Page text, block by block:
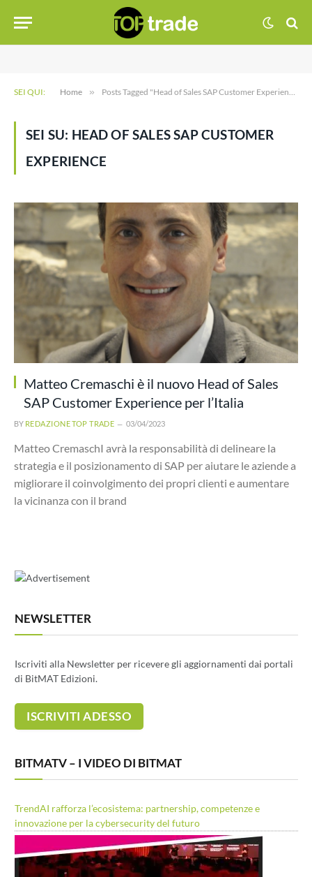
SEI QUI: Home » Posts Tagged "Head of Sales SAP Customer Experience"
SEI SU: HEAD OF SALES SAP CUSTOMER
EXPERIENCE
Matteo Cremaschi è il nuovo Head of Sales
SAP Customer Experience per l’Italia
BY REDAZIONE TOP TRADE 03/04/2023
Matteo CremaschI avrà la responsabilità di delineare la
strategia e il posizionamento di SAP per aiutare le aziende a
migliorare il coinvolgimento dei propri clienti e aumentare
la vicinanza con il brand
NEWSLETTER
Iscriviti alla Newsletter per ricevere gli aggiornamenti dai portali
di BitMAT Edizioni.
BITMATV – I VIDEO DI BITMAT
TrendAI rafforza l’ecosistema: partnership, competenze e
innovazione per la cybersecurity del futuro